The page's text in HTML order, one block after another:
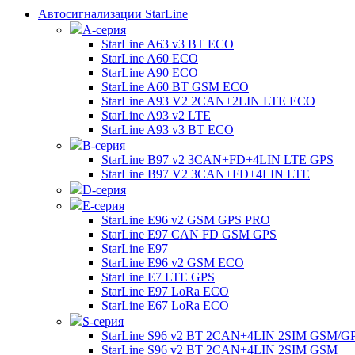
Автосигнализации StarLine
А-серия
StarLine A63 v3 BT ECO
StarLine A60 ECO
StarLine A90 ECO
StarLine A60 BT GSM ECO
StarLine A93 V2 2CAN+2LIN LTE ECO
StarLine A93 v2 LTE
StarLine A93 v3 BT ECO
B-серия
StarLine B97 v2 3CAN+FD+4LIN LTE GPS
StarLine B97 V2 3CAN+FD+4LIN LTE
D-серия
E-серия
StarLine E96 v2 GSM GPS PRO
StarLine E97 CAN FD GSM GPS
StarLine E97
StarLine E96 v2 GSM ECO
StarLine E7 LTE GPS
StarLine E97 LoRa ECO
StarLine E67 LoRa ECO
S-серия
StarLine S96 v2 BT 2CAN+4LIN 2SIM GSM/
StarLine S96 v2 BT 2CAN+4LIN 2SIM GSM